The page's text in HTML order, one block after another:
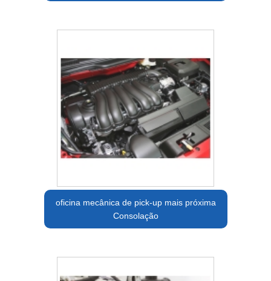
oficina mecânica de pick-up mais próxima
Consolação